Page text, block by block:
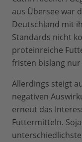
aus Übersee war
Deutschland mit
Standards nicht
proteinreiche
fristen bislang
Allerdings steigt
negativen
erneut das
Futtermitteln.